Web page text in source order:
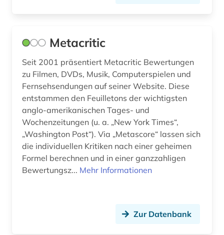
Metacritic
Seit 2001 präsentiert Metacritic Bewertungen
zu Filmen, DVDs, Musik, Computerspielen und
Fernsehsendungen auf seiner Website. Diese
entstammen den Feuilletons der wichtigsten
anglo-amerikanischen Tages- und
Wochenzeitungen (u. a. „New York Times“,
„Washington Post“). Via „Metascore“ lassen sich
die individuellen Kritiken nach einer geheimen
Formel berechnen und in einer ganzzahligen
Bewertungsz... Mehr Informationen
Zur Datenbank